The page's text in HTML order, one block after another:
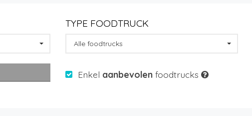
TYPE FOODTRUCK
Alle foodtrucks
Enkel aanbevolen foodtrucks